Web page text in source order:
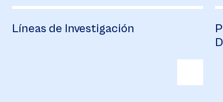
Líneas de Investigación